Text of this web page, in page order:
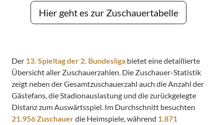
Hier geht es zur Zuschauertabelle
Der 13. Spieltag der 2. Bundesliga bietet eine detaillierte
Übersicht aller Zuschauerzahlen. Die Zuschauer-Statistik
zeigt neben der Gesamtzuschauerzahl auch die Anzahl der
Gästefans, die Stadionauslastung und die zurückgelegte
Distanz zum Auswärtsspiel. Im Durchschnitt besuchten
21.956 Zuschauerdie Heimspiele, während 1.871